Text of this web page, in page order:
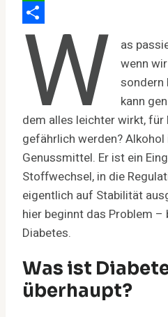
WhatsApp
Teilen
W
as
wenn
sondern
kann
dem alles leichter wirkt,
gefährlich werden?
Genussmittel. Er ist ein
Stoffwechsel, in die
eigentlich auf Stabilität
hier beginnt das Problem –
Diabetes.
Was ist
überhaupt?